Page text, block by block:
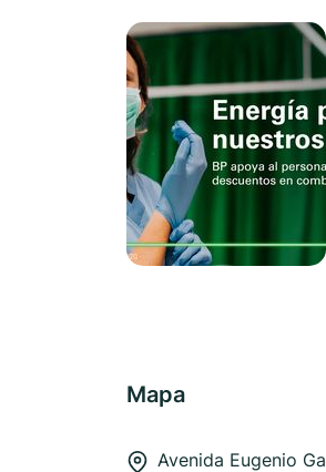
Mapa
Avenida Eugenio